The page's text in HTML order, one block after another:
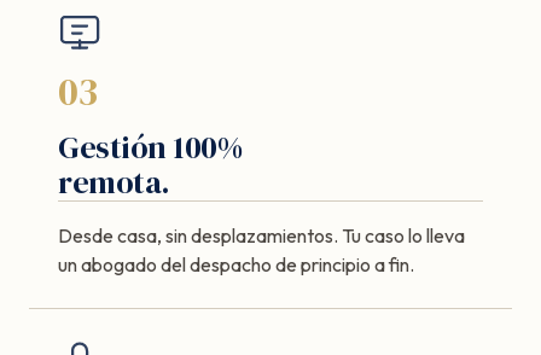
03
Gestión 100%
remota.
Desde casa, sin desplazamientos. Tu caso lo lleva
un abogado del despacho de principio a fin.